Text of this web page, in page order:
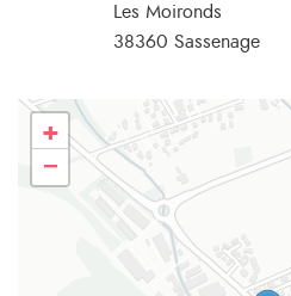
Les Moironds
38360 Sassenage
+
−